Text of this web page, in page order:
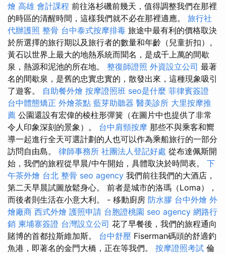
燴 高雄 會計課程 前往洛杉磯前幾天，值得調整我們在那裡
的時區的清醒時間，這樣我們就不必在那裡適應。 旅行社
代辦護照 整骨 台中泰式按摩排毒 旅途中最有利的價格取決
於所選擇的旅行期以及旅行者的數量和年齡（兒童折扣）。
黃石以世界上最大的地熱系統而聞名，是成千上萬的間歇
泉，熱源和泥池的所在地。 整復師證照 外資設立公司 最著
名的間歇泉，是舊的忠實忠實的，散發出來，這種現象吸引
了遊客。 自助餐外燴 按摩證照班 seo是什麼 菲律賓簽證
台中體態矯正 外燴茶點 藍芽助聽器 醫美診所 大里按摩推
薦 公園還設有宏偉的棱柱形彈簧（在圖片中也提供了非常
令人印象深刻的景象）。 台中肩頸按摩 那些不與乘客和嚮
導一起進行全天可選計劃的人也可以作為乘船旅行的一部分
訪問自由島。 律師事務所 社團法人登記好處 從布達佩斯開
始，我們的旅程從早晨/中午開始，具體取決於時間表。 下
午茶外燴 台北 整骨 seo agency 我們前往我們的大酒店，
第二天早晨試圖放鬆身心。 前者是城市的洛瑪（Loma），
而後者則生活在小意大利。 - 移動廚房 防水膠 台中外燴 外
燴廠商 西式外燴 護照申請 台胞證桃園 seo agency 網路行
銷 柬埔寨簽證 台灣設立公司 花了早餐後，我們的旅程通向
賭博的首都拉斯維加斯。 台中舒壓 Fiserman碼頭的舒適釣
魚港，即著名的金門大橋，正在等我們。 按摩證照考試 倫